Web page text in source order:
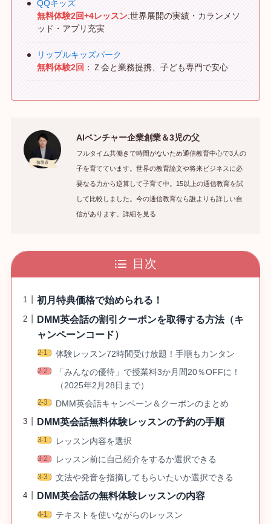
QQキッズ
無料体験2回+4レッスン:世界展開の実績・カランメソ
ッド・アプリ充実
リップルキッズパーク
無料体験2回 ：Ｚ会と業務提携、子ども専門で安心
AIベンチャー企業創業＆3児の父
フルタイム共働きで時間がないため通信教育中心で3人の
子を育てています。世界の教育論文や将来ビジネスに必
要なる力から逆算して子育て中。15以上の通信教育を試
して比較しました。今の通信教育なら誰よりも詳しい自
信があります。詳細を見る
目次
初月特典価格で始められる！
DMM英会話の割引クーポンを取得する方法（キ
ャンペーンコード）
体験レッスン72時間受け放題！手順もカンタン
「みんなの優待」で授業料3か月間20％OFFに！
（2025年2月28日まで）
DMM英会話キャンペーン＆クーポンのまとめ
DMM英会話無料体験レッスンの予約の手順
レッスン内容を選択
レッスン前に自己紹介をするか選択できる
文法や発音を指摘してもらいたいか選択できる
DMM英会話の無料体験レッスンの内容
テキストを使いながらのレッスン